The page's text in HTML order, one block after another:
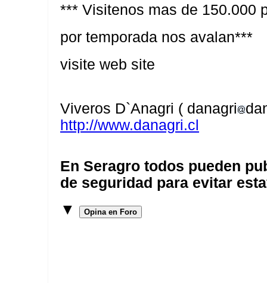
*** Visitenos mas de 150.000
por temporada nos avalan***
visite web site
Viveros D`Anagri ( danagri
http://www.danagri.cl
En Seragro todos pueden
de seguridad para evitar
▼
Opina en Foro